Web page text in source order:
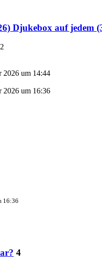
Djukebox auf jedem
2
2026 um 14:44
2026 um 16:36
16:36
4